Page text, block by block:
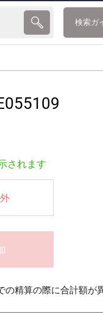
検索ガ
されます
精算の際に合計額が